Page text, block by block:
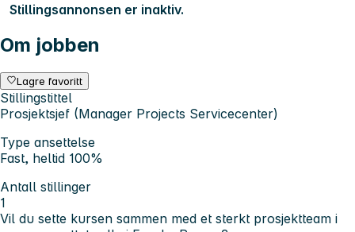
Stillingsannonsen er inaktiv.
Om jobben
Lagre favoritt
Stillingstittel
Prosjektsjef (Manager Projects Servicecenter)
Type ansettelse
Fast, heltid 100%
Antall stillinger
1
Vil du sette kursen sammen med et sterkt prosjektteam i